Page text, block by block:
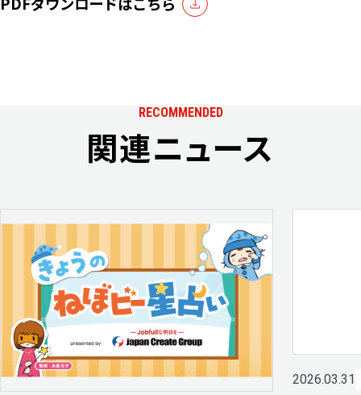
RECOMMENDED
関連ニュース
2026.03.31